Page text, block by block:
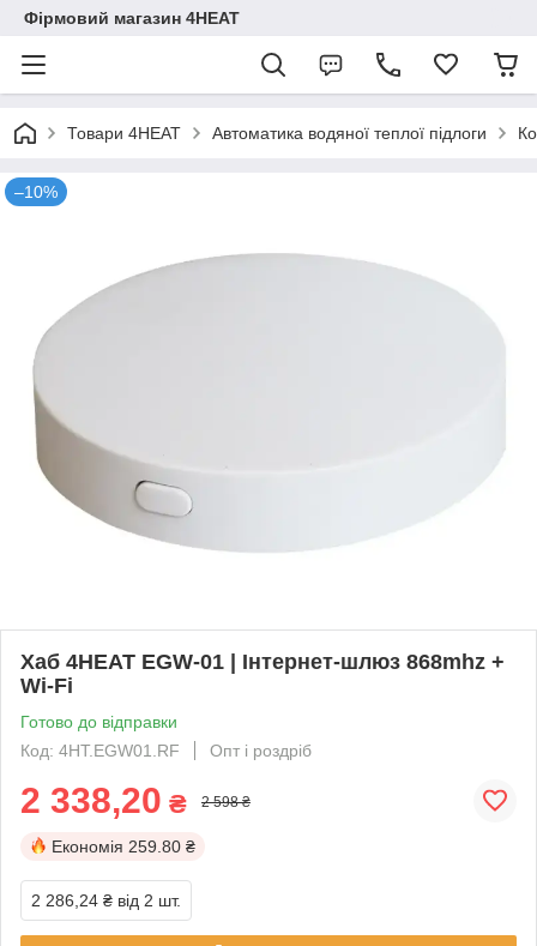
Фірмовий магазин 4HEAT
Товари 4HEAT Автоматика водяної теплої підлоги
–10%
Хаб 4HEAT EGW-01 | Інтернет-шлюз 868mhz +
Wi-Fi
Готово до відправки
Код: 4HT.EGW01.RF
Опт і роздріб
2 338,20 ₴ 2 598 ₴
Економія 259.80 ₴
2 286,24 ₴ від 2 шт.